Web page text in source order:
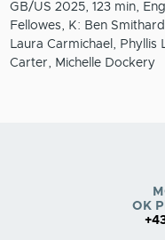
GB/US 2025, 123 min,
Fellowes, K: Ben
Laura Carmichael,
Carter, Michelle Dockery
OK